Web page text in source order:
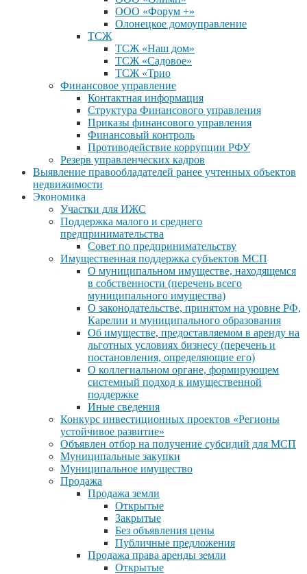
ООО «Форум +»
Олонецкое домоуправление
ТСЖ
ТСЖ «Наш дом»
ТСЖ «Садовое»
ТСЖ «Трио
Финансовое управление
Контактная информация
Структура Финансового управления
Приказы финансового управления
Финансовый контроль
Противодействие коррупции РФУ
Резерв управленческих кадров
Выявление правообладателей ранее учтенных объектов
недвижимости
Экономика
Участки для ИЖС
Поддержка малого и среднего
предпринимательства
Совет по предпринимательству
Имущественная поддержка субъектов МСП
О муниципальном имуществе, находящемся
в собственности (перечень всего
муниципального имущества)
О законодательстве, принятом на уровне РФ,
Карелии и муниципального образования
Об имуществе, предоставляемом в аренду на
льготных условиях бизнесу (перечень и
постановления, определяющие его)
О коллегиальном органе, формирующем
системный подход к имущественной
поддержке
Иные сведения
Конкурс инвестиционных проектов «Регионы
устойчивое развитие»
Объявлен отбор на получение субсидий для МСП
Муниципальные закупки
Муниципальное имущество
Продажа
Продажа земли
Открытые
Закрытые
Без объявления цены
Публичные предложения
Продажа права аренды земли
Открытые